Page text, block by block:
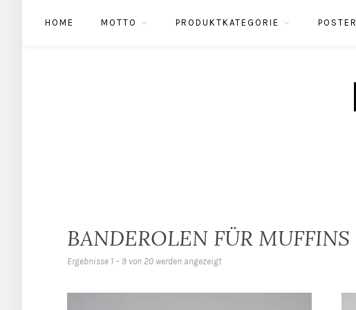
HOME MOTTO PRODUKTKATEGORIE POSTER
BANDEROLEN FÜR MUFFINS
Ergebnisse 1 – 9 von 20 werden angezeigt